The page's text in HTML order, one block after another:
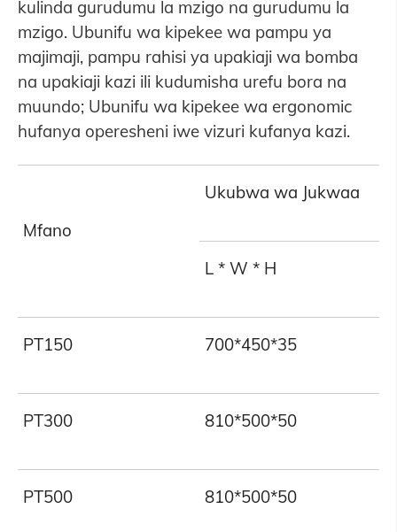
kulinda gurudumu la mzigo na gurudumu la
mzigo. Ubunifu wa kipekee wa pampu ya
majimaji, pampu rahisi ya upakiaji wa bomba
na upakiaji kazi ili kudumisha urefu bora na
muundo; Ubunifu wa kipekee wa ergonomic
hufanya operesheni iwe vizuri kufanya kazi.
Mfano
Ukubwa wa Jukwaa
L * W * H
PT150 700*450*35
PT300 810*500*50
PT500 810*500*50